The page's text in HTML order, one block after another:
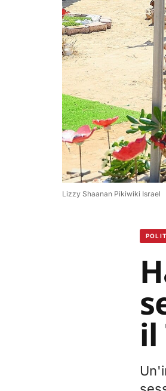
Lizzy Shaanan Pikiwiki Israel
il